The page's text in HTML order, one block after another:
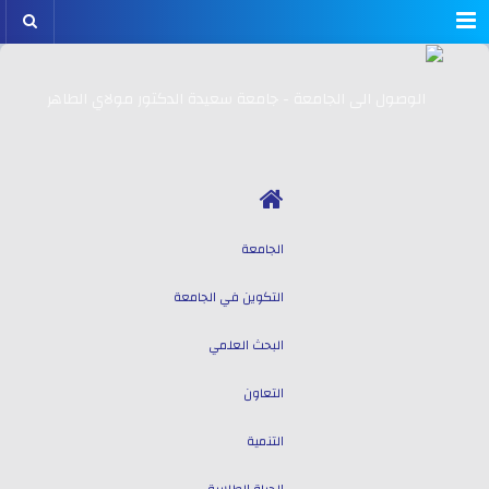
Menu
الجامعة
التكوين في الجامعة
البحث العلمي
التعاون
التنمية